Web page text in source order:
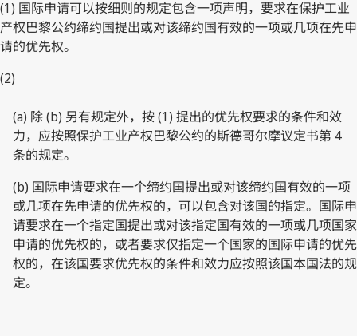
(1) 国际申请可以按细则的规定包含一项声明，要求在保护工业
产权巴黎公约缔约国提出或对该缔约国有效的一项或几项在先申
请的优先权。
(2)
(a) 除 (b) 另有规定外，按 (1) 提出的优先权要求的条件和效
力，应按照保护工业产权巴黎公约的斯德哥尔摩议定书第 4
条的规定。
(b) 国际申请要求在一个缔约国提出或对该缔约国有效的一项
或几项在先申请的优先权的，可以包含对该国的指定。国际申
请要求在一个指定国提出或对该指定国有效的一项或几项国家
申请的优先权的，或者要求仅指定一个国家的国际申请的优先
权的，在该国要求优先权的条件和效力应按照该国本国法的规
定。